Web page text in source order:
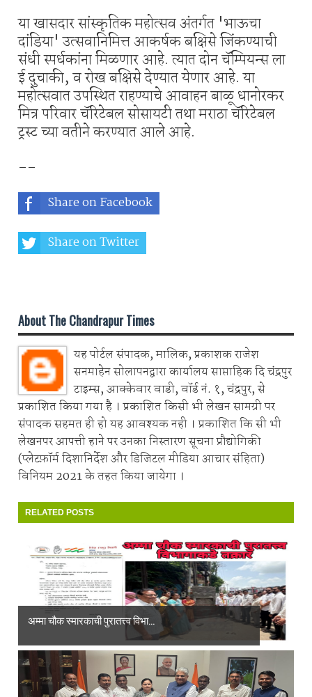
या खासदार सांस्कृतिक महोत्सव अंतर्गत 'भाऊचा
दांडिया' उत्सवानिमित्त आकर्षक बक्षिसे जिंकण्याची
संधी स्पर्धकांना मिळणार आहे. त्यात दोन चॅम्पियन्स ला
ई दुचाकी, व रोख बक्षिसे देण्यात येणार आहे. या
महोत्सवात उपस्थित राहण्याचे आवाहन बाळू धानोरकर
मित्र परिवार चॅरिटेबल सोसायटी तथा मराठा चॅरिटेबल
ट्रस्ट च्या वतीने करण्यात आले आहे.
--
Share on Facebook
Share on Twitter
About The Chandrapur Times
यह पोर्टल संपादक, मालिक, प्रकाशक राजेश
सनमाहेन सोलापनद्वारा कार्यालय साप्ताहिक दि चंद्रपुर
टाइम्स, आक्केवार वाडी, वॉर्ड नं. १, चंद्रपुर, से
प्रकाशित किया गया है । प्रकाशित किसी भी लेखन सामग्री पर
संपादक सहमत ही हो यह आवश्यक नही । प्रकाशित कि सी भी
लेखनपर आपत्ती हाने पर उनका निस्तारण सूचना प्रौद्योगिकी
(प्लेटफ़ॉर्म दिशानिर्देश और डिजिटल मीडिया आचार संहिता)
विनियम 2021 के तहत किया जायेगा ।
RELATED POSTS
अम्मा चौक स्मारकाची पुरातत्त्व विभा...